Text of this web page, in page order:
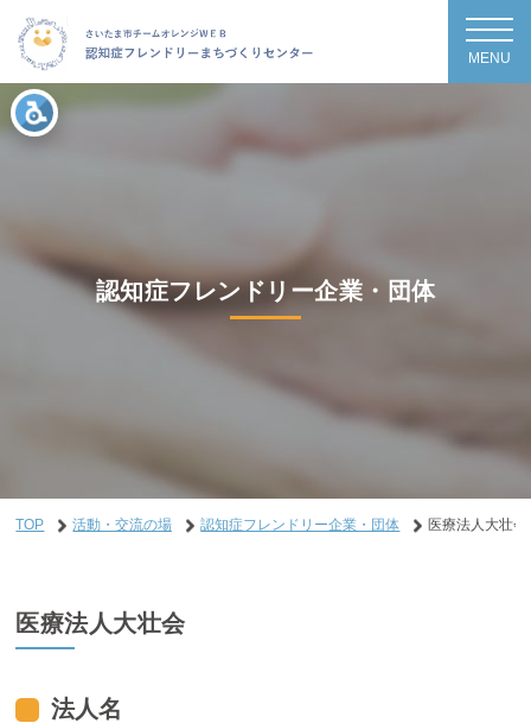
MENU
認知症フレンドリー企業・団体
TOP 活動・交流の場 認知症フレンドリー企業・団体 医療法人大壮会
医療法人大壮会
法人名